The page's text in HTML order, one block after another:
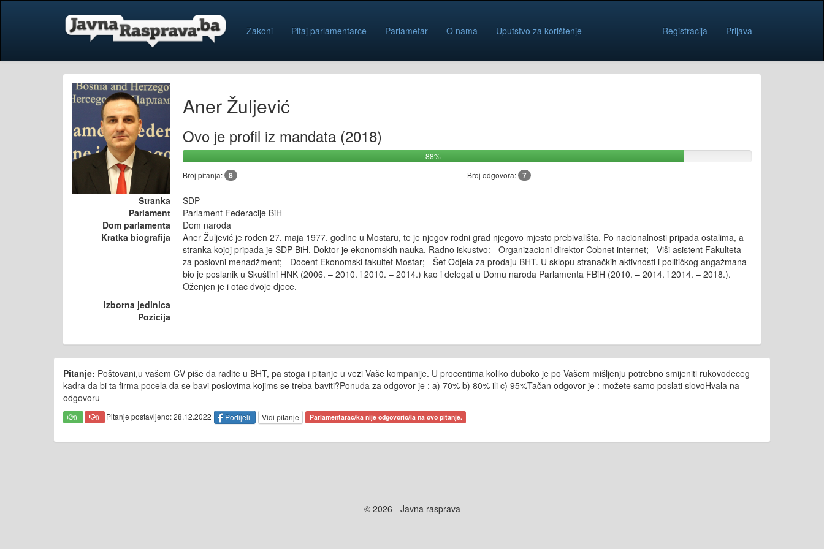
Zakoni Pitaj parlamentarce Parlametar O nama Uputstvo za korištenje Registracija Prijava
Aner Žuljević
Ovo je profil iz mandata (2018)
88%
Broj pitanja: 8 Broj odgovora: 7
Stranka
SDP
Parlament
Parlament Federacije BiH
Dom parlamenta
Dom naroda
Kratka biografija
Aner Žuljević je rođen 27. maja 1977. godine u Mostaru, te je njegov rodni grad njegovo mjesto prebivališta. Po nacionalnosti pripada ostalima, a
stranka kojoj pripada je SDP BiH. Doktor je ekonomskih nauka. Radno iskustvo: - Organizacioni direktor Cobnet internet; - Viši asistent Fakulteta
za poslovni menadžment; - Docent Ekonomski fakultet Mostar; - Šef Odjela za prodaju BHT. U sklopu stranačkih aktivnosti i političkog angažmana
bio je poslanik u Skuštini HNK (2006. – 2010. i 2010. – 2014.) kao i delegat u Domu naroda Parlamenta FBiH (2010. – 2014. i 2014. – 2018.).
Oženjen je i otac dvoje djece.
Izborna jedinica
Pozicija
Pitanje: Poštovani,u vašem CV piše da radite u BHT, pa stoga i pitanje u vezi Vaše kompanije. U procentima koliko duboko je po Vašem mišljenju potrebno smijeniti rukovodeceg
kadra da bi ta firma pocela da se bavi poslovima kojims se treba baviti?Ponuda za odgovor je : a) 70% b) 80% ili c) 95%Tačan odgovor je : možete samo poslati slovoHvala na
odgovoru
0 0 Pitanje postavljeno: 28.12.2022 Podijeli Vidi pitanje Parlamentarac/ka nije odgovorio/la na ovo pitanje.
© 2026 - Javna rasprava